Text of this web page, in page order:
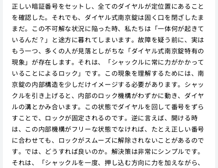
正しい暗証番号をセットし、全てのダイヤルが定位置にあること
を確認した。それでも、ダイヤル式南京錠は固く口を閉ざしたま
まだ。この不可解な状況に陥った時、私たちは「一体何が起きて
いるんだ？」と途方に暮れてしまいます。故障を疑う前に、実は
もう一つ、多くの人が見落としがちな「ダイヤル式南京錠特有の
現象」が存在します。それは、「シャックルに常に力がかかって
いることによるロック」です。この現象を理解するためには、南
京錠の内部構造を少しだけイメージする必要があります。シャッ
クルを引き上げると、内部のロック機構がわずかに動き、ダイヤ
ルの溝とかみ合います。この状態でダイヤルを回して番号をずら
すことで、ロックが固定されるのです。逆に言えば、開ける時
は、この内部機構がフリーな状態でなければ、たとえ正しい番号
に合わせても、ロックがスムーズに解除されないことがあるので
す。では、どうすれば良いのか。解決策は非常にシンプルです。
それは、「シャックルを一度、押し込む方向に力を加えながら、